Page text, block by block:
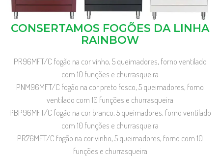
CONSERTAMOS FOGÕES DA LINHA
RAINBOW
PR96MFT/C fogão na cor vinho, 5 queimadores, forno ventilado
com 10 funções e churrasqueira
PNM96MFT/C fogão na cor preto fosco, 5 queimadores, forno
ventilado com 10 funções e churrasqueira
PBP96MFT/C fogão na cor branco, 5 queimadores, forno ventilado
com 10 funções e churrasqueira
PR76MFT/C fogão na cor vinho, 5 queimadores, forno com 10
funções e churrasqueira